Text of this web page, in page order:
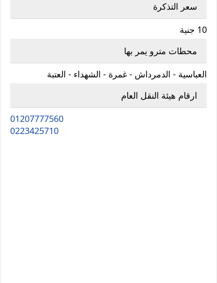
سعر التذكرة
10 جنية
محطات مترو يمر بها
العباسية - الدمرداش - غمرة - الشهداء - العتبة
ارقام هيئة النقل العام
01207777560
0223425710